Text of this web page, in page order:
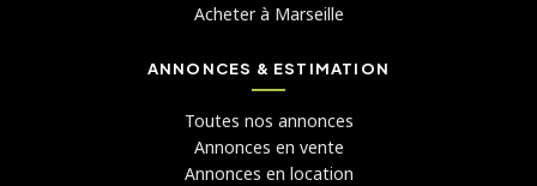
Acheter à Marseille
ANNONCES & ESTIMATION
Toutes nos annonces
Annonces en vente
Annonces en location